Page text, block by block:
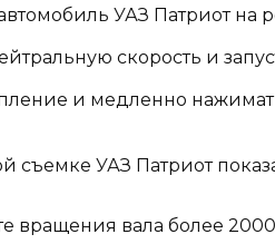
УАЗ Патриот на
скорость и
и медленно
вращения вала более